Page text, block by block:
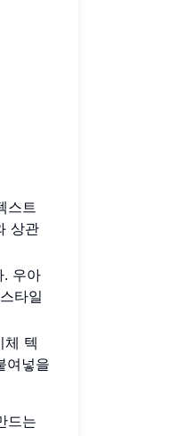
스트
상관
. 우아
타일
체 텍
여넣을
드는